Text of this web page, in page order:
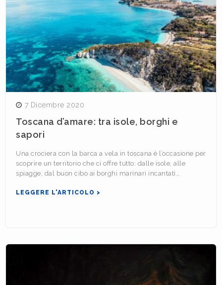
7 Dicembre 2020
Toscana d’amare: tra isole, borghi e
sapori
Una crociera con la barca a vela in toscana è l’occasione per
scoprire un territorio che ci offre tutto: dalle isole, alle
spiagge, dal buon cibo ai borghi marinari incantati…
LEGGERE L'ARTICOLO >